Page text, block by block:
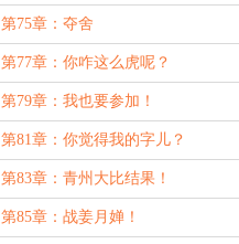
第75章：夺舍
第77章：你咋这么虎呢？
第79章：我也要参加！
第81章：你觉得我的字儿？
第83章：青州大比结果！
第85章：战姜月婵！